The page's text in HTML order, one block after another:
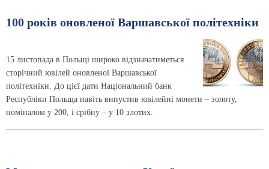
100 років оновленої Варшавської політехніки
15 листопада в Польщі широко відзначатиметься
сторічний ювілей оновленої Варшавської
політехніки. До цієї дати Національний банк
Республіки Польща навіть випустив ювілейні монети – золоту,
номіналом у 200, і срібну – у 10 злотих.